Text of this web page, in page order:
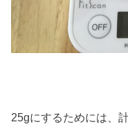
25gにするためには、